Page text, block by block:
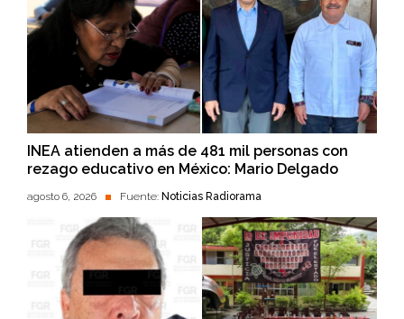
INEA atienden a más de 481 mil personas con
rezago educativo en México: Mario Delgado
agosto 6, 2026 Fuente: Noticias Radiorama